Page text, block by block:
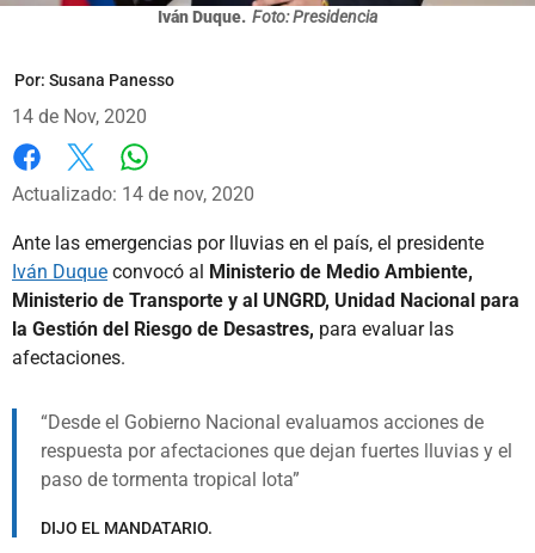
Iván Duque. Foto: Presidencia
Por: Susana Panesso
14 de Nov, 2020
Facebook
X
Actualizado: 14 de nov, 2020
Ante las emergencias por lluvias en el país, el presidente
Iván Duque convocó al Ministerio de Medio Ambiente,
Ministerio de Transporte y al UNGRD, Unidad Nacional para
la Gestión del Riesgo de Desastres, para evaluar las
afectaciones.
Desde el Gobierno Nacional evaluamos acciones de
respuesta por afectaciones que dejan fuertes lluvias y el
paso de tormenta tropical Iota
DIJO EL MANDATARIO.